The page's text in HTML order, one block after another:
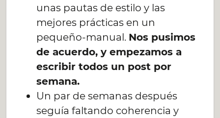
unas pautas de estilo y las
mejores prácticas en un
pequeño-manual. Nos pusimos
de acuerdo, y empezamos a
escribir todos un post por
semana.
Un par de semanas después
seguía faltando coherencia y